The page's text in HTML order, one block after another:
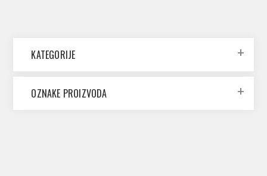
KATEGORIJE
OZNAKE PROIZVODA